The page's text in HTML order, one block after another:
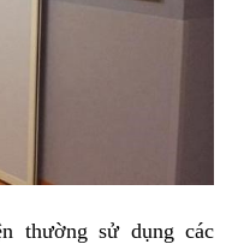
thường sử dụng các